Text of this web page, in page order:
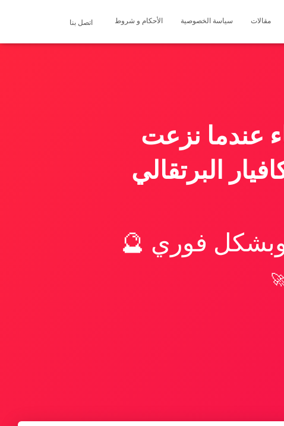
مقالات سياسة الخصوصية الأحكام و شروط اتصل بنا
عندما نزعت
البرتقالي
وبشكل فوري 🔮